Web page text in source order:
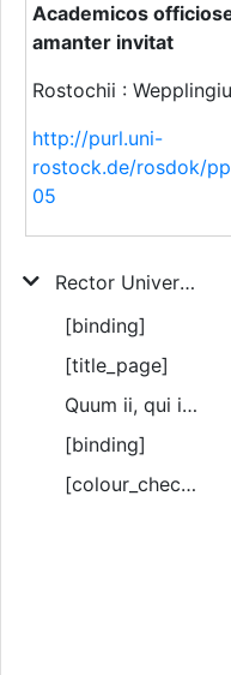
Academicos
amanter invitat
Rostochii :
http://purl.uni-
rostock.de/rosdok/
05
Rector Universitatis Rostochiensis Joannes Fechtius, SS. Theol. D. Eiusdemq[ue] Prof P. & Districtus Rostochiensis Superintendens, Ad Exequias, Quas Foeminae omnibus virtutum ornamentis Nobilissimae Annae Meieriae, Maritus moestissimus, Vir Nobilissimus & Amplissimus, Dn. Eberhardus von Bergk/ I.U. Doctor & in inclyta hac Urbe Practicus celeberrimus & consultissimus, parat, cohonestandas Omnes omnium ordinum Cives Academicos officiose & amanter invitat
[binding]
[title_page]
Quum ii, qui in hac ...
[binding]
[colour_checker]